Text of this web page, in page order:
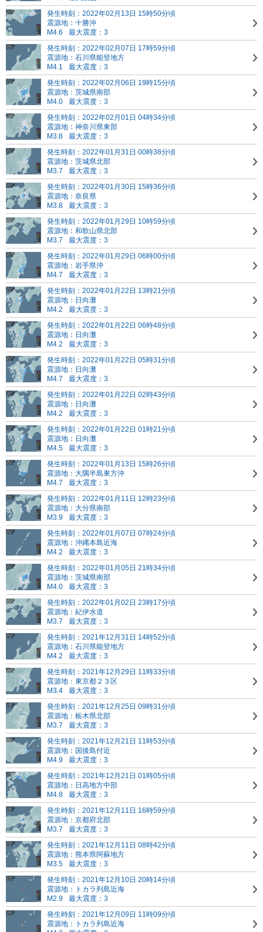
発生時刻：2022年02月13日 15時50分頃
震源地：十勝沖
M4.6
最大震度：3
発生時刻：2022年02月07日 17時59分頃
震源地：石川県能登地方
M4.1
最大震度：3
発生時刻：2022年02月06日 19時15分頃
震源地：茨城県南部
M4.0
最大震度：3
発生時刻：2022年02月01日 04時34分頃
震源地：神奈川県東部
M3.8
最大震度：3
発生時刻：2022年01月31日 00時38分頃
震源地：茨城県北部
M3.7
最大震度：3
発生時刻：2022年01月30日 15時36分頃
震源地：奈良県
M3.8
最大震度：3
発生時刻：2022年01月29日 10時59分頃
震源地：和歌山県北部
M3.7
最大震度：3
発生時刻：2022年01月29日 06時00分頃
震源地：岩手県沖
M4.7
最大震度：3
発生時刻：2022年01月22日 13時21分頃
震源地：日向灘
M4.2
最大震度：3
発生時刻：2022年01月22日 06時48分頃
震源地：日向灘
M4.2
最大震度：3
発生時刻：2022年01月22日 05時31分頃
震源地：日向灘
M4.7
最大震度：3
発生時刻：2022年01月22日 02時43分頃
震源地：日向灘
M4.2
最大震度：3
発生時刻：2022年01月22日 01時21分頃
震源地：日向灘
M4.5
最大震度：3
発生時刻：2022年01月13日 15時26分頃
震源地：大隅半島東方沖
M4.7
最大震度：3
発生時刻：2022年01月11日 12時23分頃
震源地：大分県南部
M3.9
最大震度：3
発生時刻：2022年01月07日 07時24分頃
震源地：沖縄本島近海
M4.2
最大震度：3
発生時刻：2022年01月05日 21時34分頃
震源地：茨城県南部
M4.0
最大震度：3
発生時刻：2022年01月02日 23時17分頃
震源地：紀伊水道
M3.7
最大震度：3
発生時刻：2021年12月31日 14時52分頃
震源地：石川県能登地方
M4.2
最大震度：3
発生時刻：2021年12月29日 11時33分頃
震源地：東京都２３区
M3.4
最大震度：3
発生時刻：2021年12月25日 09時31分頃
震源地：栃木県北部
M3.7
最大震度：3
発生時刻：2021年12月21日 11時53分頃
震源地：国後島付近
M4.9
最大震度：3
発生時刻：2021年12月21日 01時05分頃
震源地：日高地方中部
M4.8
最大震度：3
発生時刻：2021年12月11日 16時59分頃
震源地：京都府北部
M3.7
最大震度：3
発生時刻：2021年12月11日 08時42分頃
震源地：熊本県阿蘇地方
M3.5
最大震度：3
発生時刻：2021年12月10日 20時14分頃
震源地：トカラ列島近海
M2.9
最大震度：3
発生時刻：2021年12月09日 11時09分頃
震源地：トカラ列島近海